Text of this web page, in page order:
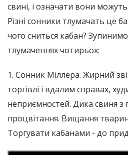
свині, і означати вони
Різні сонники тлумачать це
чого сниться кабан?
тлумаченнях чотирьох:
1. Сонник Міллера. Жирний
торгівлі і вдалим справах,
неприємностей. Дика свиня
процвітання. Вищання
Торгувати кабанами - до